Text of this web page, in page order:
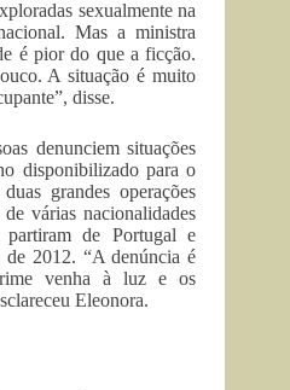
sexualmente na
Mas a ministra
é pior do que a ficção.
A situação é muito
disse.
denunciem situações
disponibilizado para o
grandes operações
várias nacionalidades
partiram de Portugal e
2012. “A denúncia é
venha à luz e os
Eleonora.